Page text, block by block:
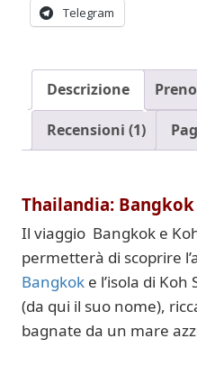
Telegram
Descrizione
Recensioni (1)
Thailandia:
Il viaggio Bangkok e
permetterà di scoprire
Bangkok e l’isola di
(da qui il suo nome),
bagnate da un mare